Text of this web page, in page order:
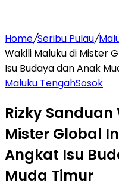
Home/Seribu Pulau/
Wakili Maluku di Mister
Isu Budaya dan Anak
Maluku TengahSosok
Rizky
Mister Global
Angkat Isu
Muda Timur